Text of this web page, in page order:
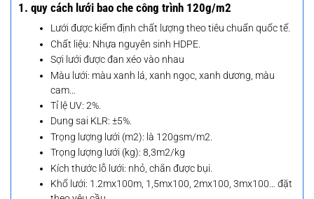
1. quy cách lưới bao che công trình 120g/m2
Lưới được kiểm định chất lượng theo tiêu chuẩn quốc tế.
Chất liệu: Nhựa nguyên sinh HDPE.
Sợi lưới được đan xéo vào nhau
Màu lưới: màu xanh lá, xanh ngọc, xanh dương, màu
cam…
Tỉ lệ UV: 2%.
Dung sai KLR: ±5%.
Trọng lượng lưới (m2): là 120gsm/m2.
Trọng lượng lưới (kg): 8,3m2/kg
Kích thước lỗ lưới: nhỏ, chắn được bụi.
Khổ lưới: 1.2mx100m, 1,5mx100, 2mx100, 3mx100… đặt